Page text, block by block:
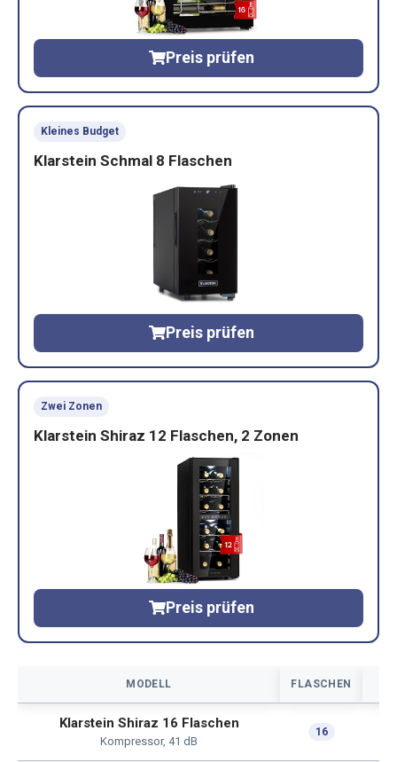
Preis prüfen
Kleines Budget
Klarstein Schmal 8 Flaschen
Preis prüfen
Zwei Zonen
Klarstein Shiraz 12 Flaschen, 2 Zonen
Preis prüfen
MODELL FLASCHEN
Klarstein Shiraz 16 Flaschen
Kompressor, 41 dB
16